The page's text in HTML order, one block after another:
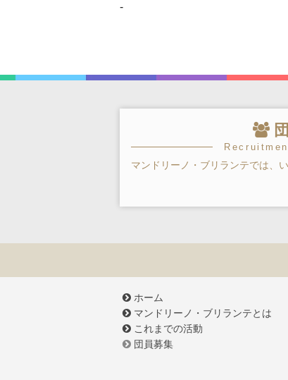
-
マンドリーノ・ブリランテでは、
ホーム
マンドリーノ・ブリランテとは
これまでの活動
団員募集